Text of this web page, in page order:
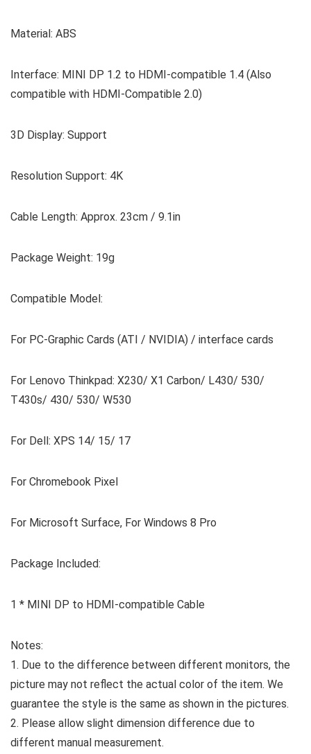
Material: ABS
Interface: MINI DP 1.2 to HDMI-compatible 1.4 (Also
compatible with HDMI-Compatible 2.0)
3D Display: Support
Resolution Support: 4K
Cable Length: Approx. 23cm / 9.1in
Package Weight: 19g
Compatible Model:
For PC-Graphic Cards (ATI / NVIDIA) / interface cards
For Lenovo Thinkpad: X230/ X1 Carbon/ L430/ 530/
T430s/ 430/ 530/ W530
For Dell: XPS 14/ 15/ 17
For Chromebook Pixel
For Microsoft Surface, For Windows 8 Pro
Package Included:
1 * MINI DP to HDMI-compatible Cable
Notes:
1. Due to the difference between different monitors, the
picture may not reflect the actual color of the item. We
guarantee the style is the same as shown in the pictures.
2. Please allow slight dimension difference due to
different manual measurement.